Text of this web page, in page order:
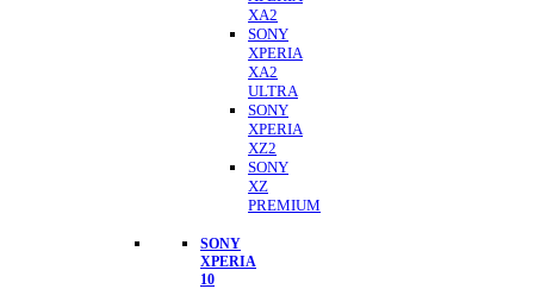
XA2
SONY
XPERIA
XA2
ULTRA
SONY
XPERIA
XZ2
SONY
XZ
PREMIUM
SONY
XPERIA
10